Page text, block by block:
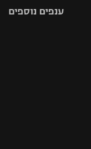
גביע הטוטו
ליגה
סל
ענפים נוספים